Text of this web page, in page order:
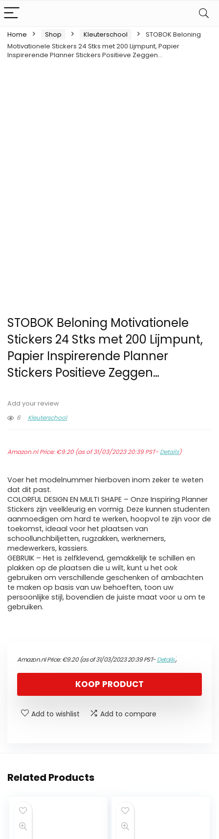
Home Shop Kleuterschool
STOBOK Beloning
Motivationele Stickers 24 Stks met 200 Lijmpunt, Papier
Inspirerende Planner Stickers Positieve Zeggen…
STOBOK Beloning Motivationele
Stickers 24 Stks met 200 Lijmpunt,
Papier Inspirerende Planner
Stickers Positieve Zeggen…
Add your review
6
Kleuterschool
Amazon.nl Price:€9.20(as of 31/03/2023 20:39 PST- Details)
Voer het modelnummer hierboven inom zeker te weten
dat dit past.
COLORFUL DESIGN EN MULTI SHAPE – Onze Inspiring Planner
Stickers zijn veelkleurig en vormig. Deze kunnen studenten
aanmoedigen om hard te werken, hoopvol te zijn voor de
toekomst, ideaal voor het plaatsen van
schoollunchbiljetten, rugzakken, werknemers,
medewerkers, kassiers.
GEBRUIK – Het is zelfklevend, gemakkelijk te schillen en
plakken op de plaatsen die u wilt, kunt u het ook
gebruiken om verschillende geschenken of ambachten
te maken op basis van uw behoeften, toon uw
persoonlijke stijl, bovendien de juiste maat voor u om te
gebruiken.
Amazon.nl Price:€9.20(as of 31/03/2023 20:39 PST-Details)
KOOP PRODUCT
Add to wishlist Add to compare
Related Products